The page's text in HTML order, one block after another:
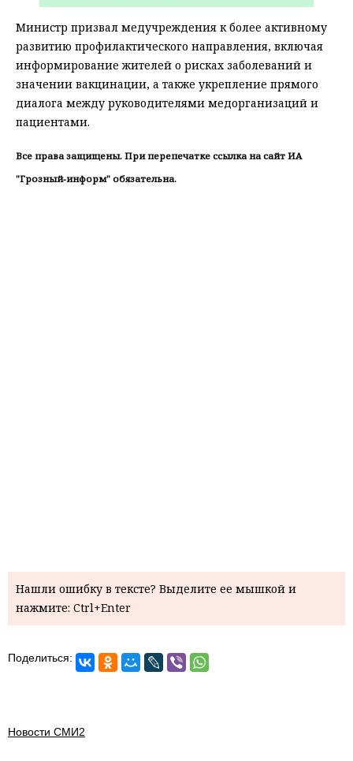
Министр призвал медучреждения к более активному
развитию профилактического направления, включая
информирование жителей о рисках заболеваний и
значении вакцинации, а также укрепление прямого
диалога между руководителями медорганизаций и
пациентами.
Все права защищены. При перепечатке ссылка на сайт ИА
"Грозный-информ" обязательна.
Нашли ошибку в тексте? Выделите ее мышкой и
нажмите: Ctrl+Enter
Поделиться:
Новости СМИ2